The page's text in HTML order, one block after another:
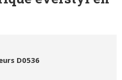
D0536